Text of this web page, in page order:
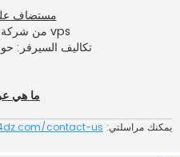
مستضاف
vps من شركة ovh الفرنسية
تكاليف السيرفر: حوالي 3.5دولار
ما هي
يمكنك مراسلتي: contact-us/